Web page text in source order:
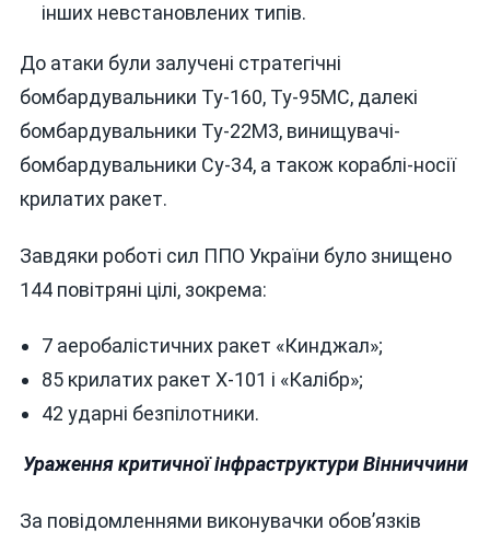
інших невстановлених типів.
До атаки були залучені стратегічні
бомбардувальники Ту-160, Ту-95МС, далекі
бомбардувальники Ту-22М3, винищувачі-
бомбардувальники Су-34, а також кораблі-носії
крилатих ракет.
Завдяки роботі сил ППО України було знищено
144 повітряні цілі, зокрема:
7 аеробалістичних ракет «Кинджал»;
85 крилатих ракет Х-101 і «Калібр»;
42 ударні безпілотники.
Ураження критичної інфраструктури Вінниччини
За повідомленнями виконувачки обов’язків